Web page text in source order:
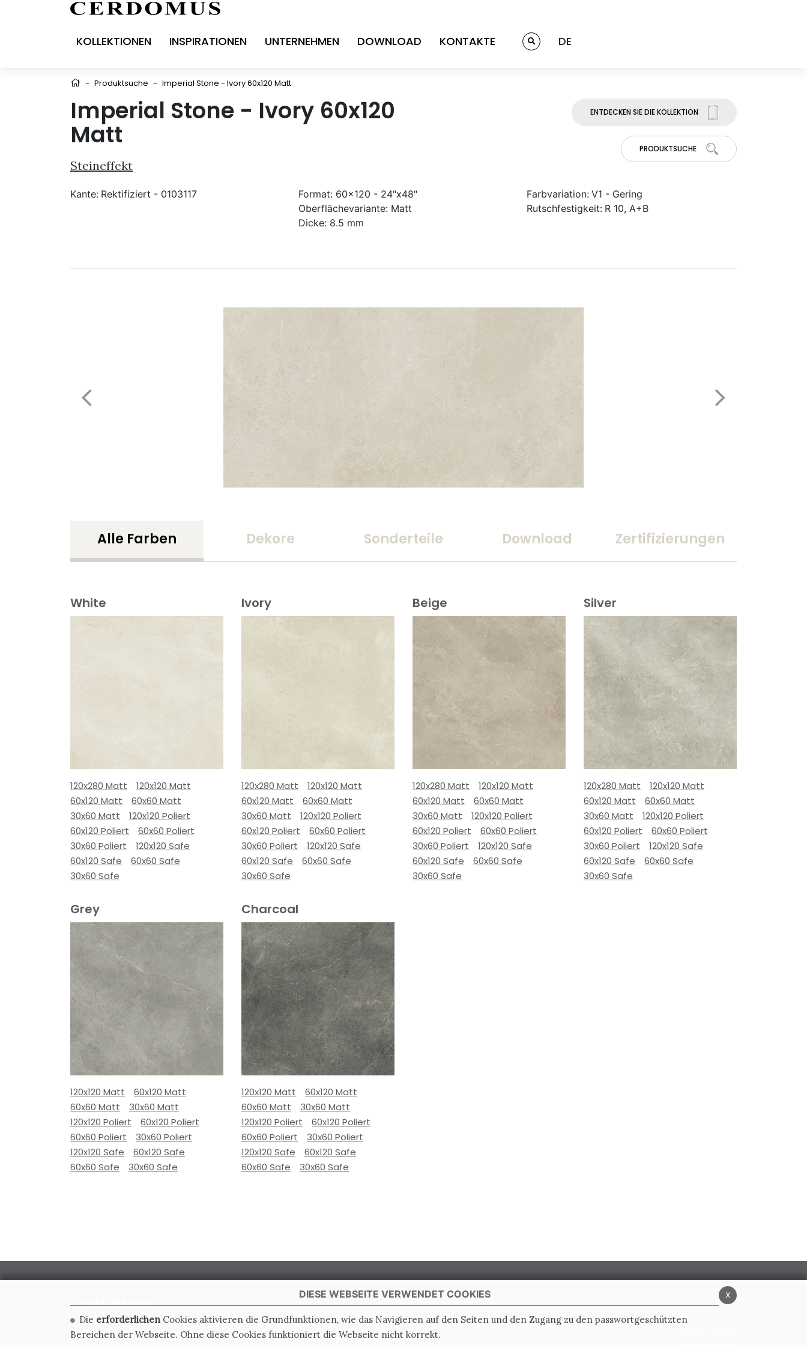
KOLLEKTIONEN INSPIRATIONEN UNTERNEHMEN DOWNLOAD KONTAKTE DE
- Produktsuche - Imperial Stone - Ivory 60x120 Matt
Imperial Stone - Ivory 60x120
Matt
Steineffekt
ENTDECKEN SIE DIE KOLLEKTION
PRODUKTSUCHE
Kante: Rektifiziert - 0103117 Format: 60x120 - 24"x48"
Oberflächevariante: Matt
Dicke: 8.5 mm
Farbvariation: V1 - Gering
Rutschfestigkeit: R 10, A+B
Alle Farben Dekore Sonderteile Download Zertifizierungen
White
120x280 Matt
120x120 Matt
60x120 Matt
60x60 Matt
30x60 Matt
120x120 Poliert
60x120 Poliert
60x60 Poliert
30x60 Poliert
120x120 Safe
60x120 Safe
60x60 Safe
30x60 Safe
Ivory
120x280 Matt
120x120 Matt
60x120 Matt
60x60 Matt
30x60 Matt
120x120 Poliert
60x120 Poliert
60x60 Poliert
30x60 Poliert
120x120 Safe
60x120 Safe
60x60 Safe
30x60 Safe
Beige
120x280 Matt
120x120 Matt
60x120 Matt
60x60 Matt
30x60 Matt
120x120 Poliert
60x120 Poliert
60x60 Poliert
30x60 Poliert
120x120 Safe
60x120 Safe
60x60 Safe
30x60 Safe
Silver
120x280 Matt
120x120 Matt
60x120 Matt
60x60 Matt
30x60 Matt
120x120 Poliert
60x120 Poliert
60x60 Poliert
30x60 Poliert
120x120 Safe
60x120 Safe
60x60 Safe
30x60 Safe
Grey
120x120 Matt
60x120 Matt
60x60 Matt
30x60 Matt
120x120 Poliert
60x120 Poliert
60x60 Poliert
30x60 Poliert
120x120 Safe
60x120 Safe
60x60 Safe
30x60 Safe
Charcoal
120x120 Matt
60x120 Matt
60x60 Matt
30x60 Matt
120x120 Poliert
60x120 Poliert
60x60 Poliert
30x60 Poliert
120x120 Safe
60x120 Safe
60x60 Safe
30x60 Safe
CERDOMUS S.R.L.
x
DIESE WEBSEITE VERWENDET COOKIES
Die erforderlichen Cookies aktivieren die Grundfunktionen, wie das Navigieren auf den Seiten und den Zugang zu den passwortgeschützten
Bereichen der Webseite. Ohne diese Cookies funktioniert die Webseite nicht korrekt.